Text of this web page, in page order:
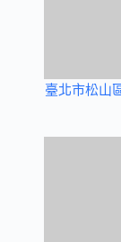
臺北市松山